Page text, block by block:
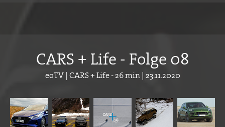
CARS + Life - Folge 08
eoTV | CARS + Life - 26 min | 23.11.2020